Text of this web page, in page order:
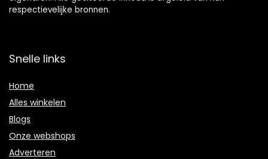
respectievelijke bronnen.
Snelle links
Home
Alles winkelen
Blogs
Onze webshops
Adverteren